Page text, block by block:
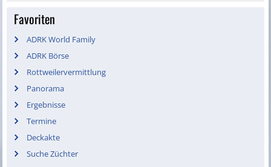
Favoriten
ADRK World Family
ADRK Börse
Rottweilervermittlung
Panorama
Ergebnisse
Termine
Deckakte
Suche Züchter